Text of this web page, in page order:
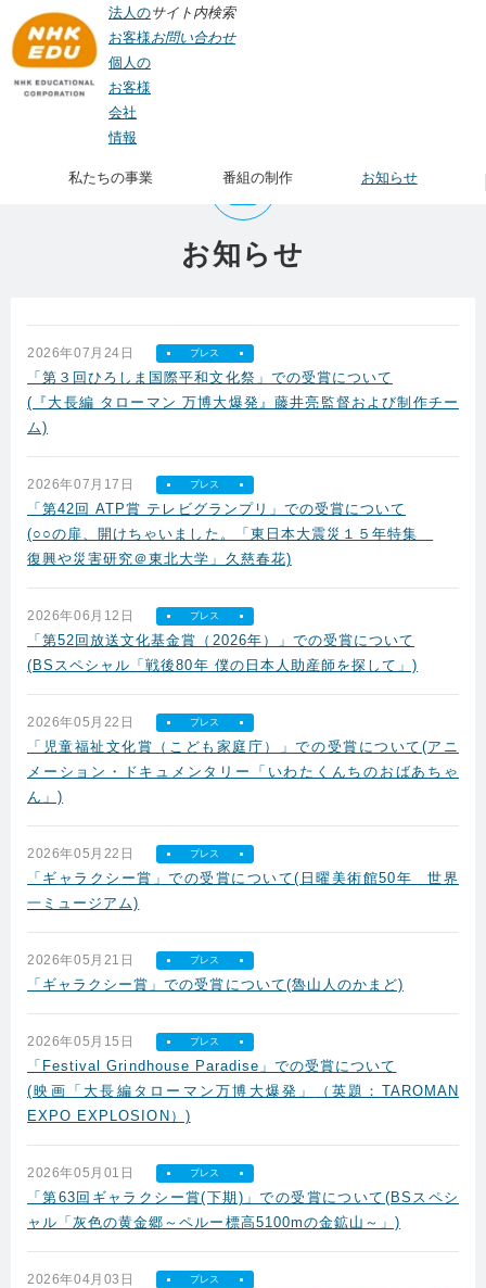
法人の
お客様
個人の
お客様
会社
情報
サイト内検索
お問い合わせ
私たちの事業 番組の制作 お知らせ
お知らせ
2026年07月24日 プレス
「第３回ひろしま国際平和文化祭」での受賞について
(『大長編 タローマン 万博大爆発』藤井亮監督および制作チー
ム)
2026年07月17日 プレス
「第42回 ATP賞 テレビグランプリ」での受賞について
(○○の扉、開けちゃいました。「東日本大震災１５年特集
復興や災害研究＠東北大学」久慈春花)
2026年06月12日 プレス
「第52回放送文化基金賞（2026年）」での受賞について
(BSスペシャル「戦後80年 僕の日本人助産師を探して」)
2026年05月22日 プレス
「児童福祉文化賞（こども家庭庁）」での受賞について(アニ
メーション・ドキュメンタリー「いわたくんちのおばあちゃ
ん」)
2026年05月22日 プレス
「ギャラクシー賞」での受賞について(日曜美術館50年 世界
一ミュージアム)
2026年05月21日 プレス
「ギャラクシー賞」での受賞について(魯山人のかまど)
2026年05月15日 プレス
「Festival Grindhouse Paradise」での受賞について
(映画「大長編タローマン万博大爆発」
（英題：TAROMAN
EXPO EXPLOSION）)
2026年05月01日 プレス
「第63回ギャラクシー賞(下期)」での受賞について(BSスペシ
ャル「灰色の黄金郷～ペルー標高5100mの金鉱山～」)
2026年04月03日 プレス